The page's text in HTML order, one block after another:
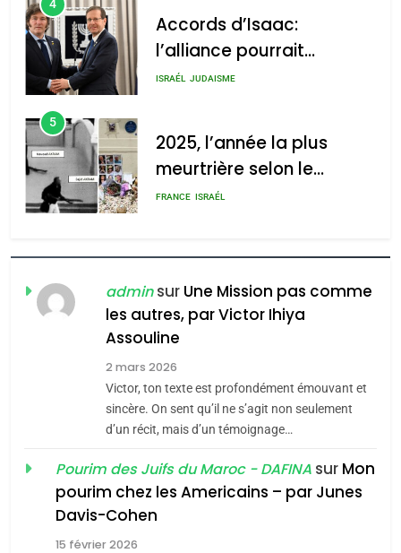
2025, l’année la plus
meurtrière selon le rapport
l’antisémitisme
admin 0
5
2025, l’année la plus
meurtrière selon le
rapport d’ADL contre
FRANCE ISRAÉL
6
FIÈRE, DIGNE ET RÉSILIENTE :
POURQUOI JE REVENDIQUE
MA JUDAÏTE par Thérèse
ISRAÉL JUDAISME
CE QUI NOUS MANQUE –
Jacques Hadida
JUDAISME
Maroc : Les amandes de
Tafraout, le miel de Tadla
Azilal consacrés produits
du terroir
DAFINA MAROC
Oeil ravageur – Vanessa
De Loya Stauber
adminsur Une Mission pas comme
les autres, par Victor Ihiya
Assouline
2 mars 2026
Victor, ton texte est profondément émouvant et
sincère. On sent qu’il ne s’agit non seulement
d’un récit, mais d’un témoignage…
Pourim des Juifs du Maroc - DAFINA sur Mon
pourim chez les Americains – par Junes
Davis-Cohen
15 février 2026